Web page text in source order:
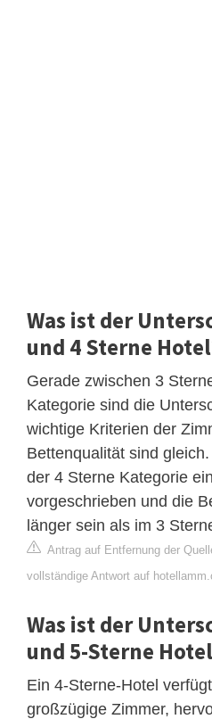
Was ist der
und 4 Sterne
Gerade zwischen 3
Kategorie sind die
wichtige Kriterien der
Bettenqualität sind
der 4 Sterne Kategorie
vorgeschrieben und die
länger sein als im 3
Antrag auf Entfernung der
vollständige Antwort auf
Was ist der
und 5-Sterne
Ein 4-Sterne-Hotel
großzügige Zimmer,